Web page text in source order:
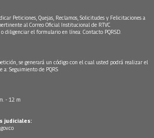
Peticiones, Quejas, Reclamos, Solicitudes y Felicitaciones a
al Correo Oficial Institucional de RTVC
o diligenciar el formulario en línea: Contacto PQRSD.
se generará un código con el cual usted podrá realizar el
a: Seguimiento de PQRS
- 12 m
judiciales: